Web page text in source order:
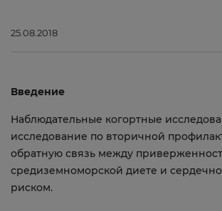
25.08.2018
Введение
Наблюдательные когортные
исследование по вторичной
обратную связь между
средиземноморской диете и
риском.